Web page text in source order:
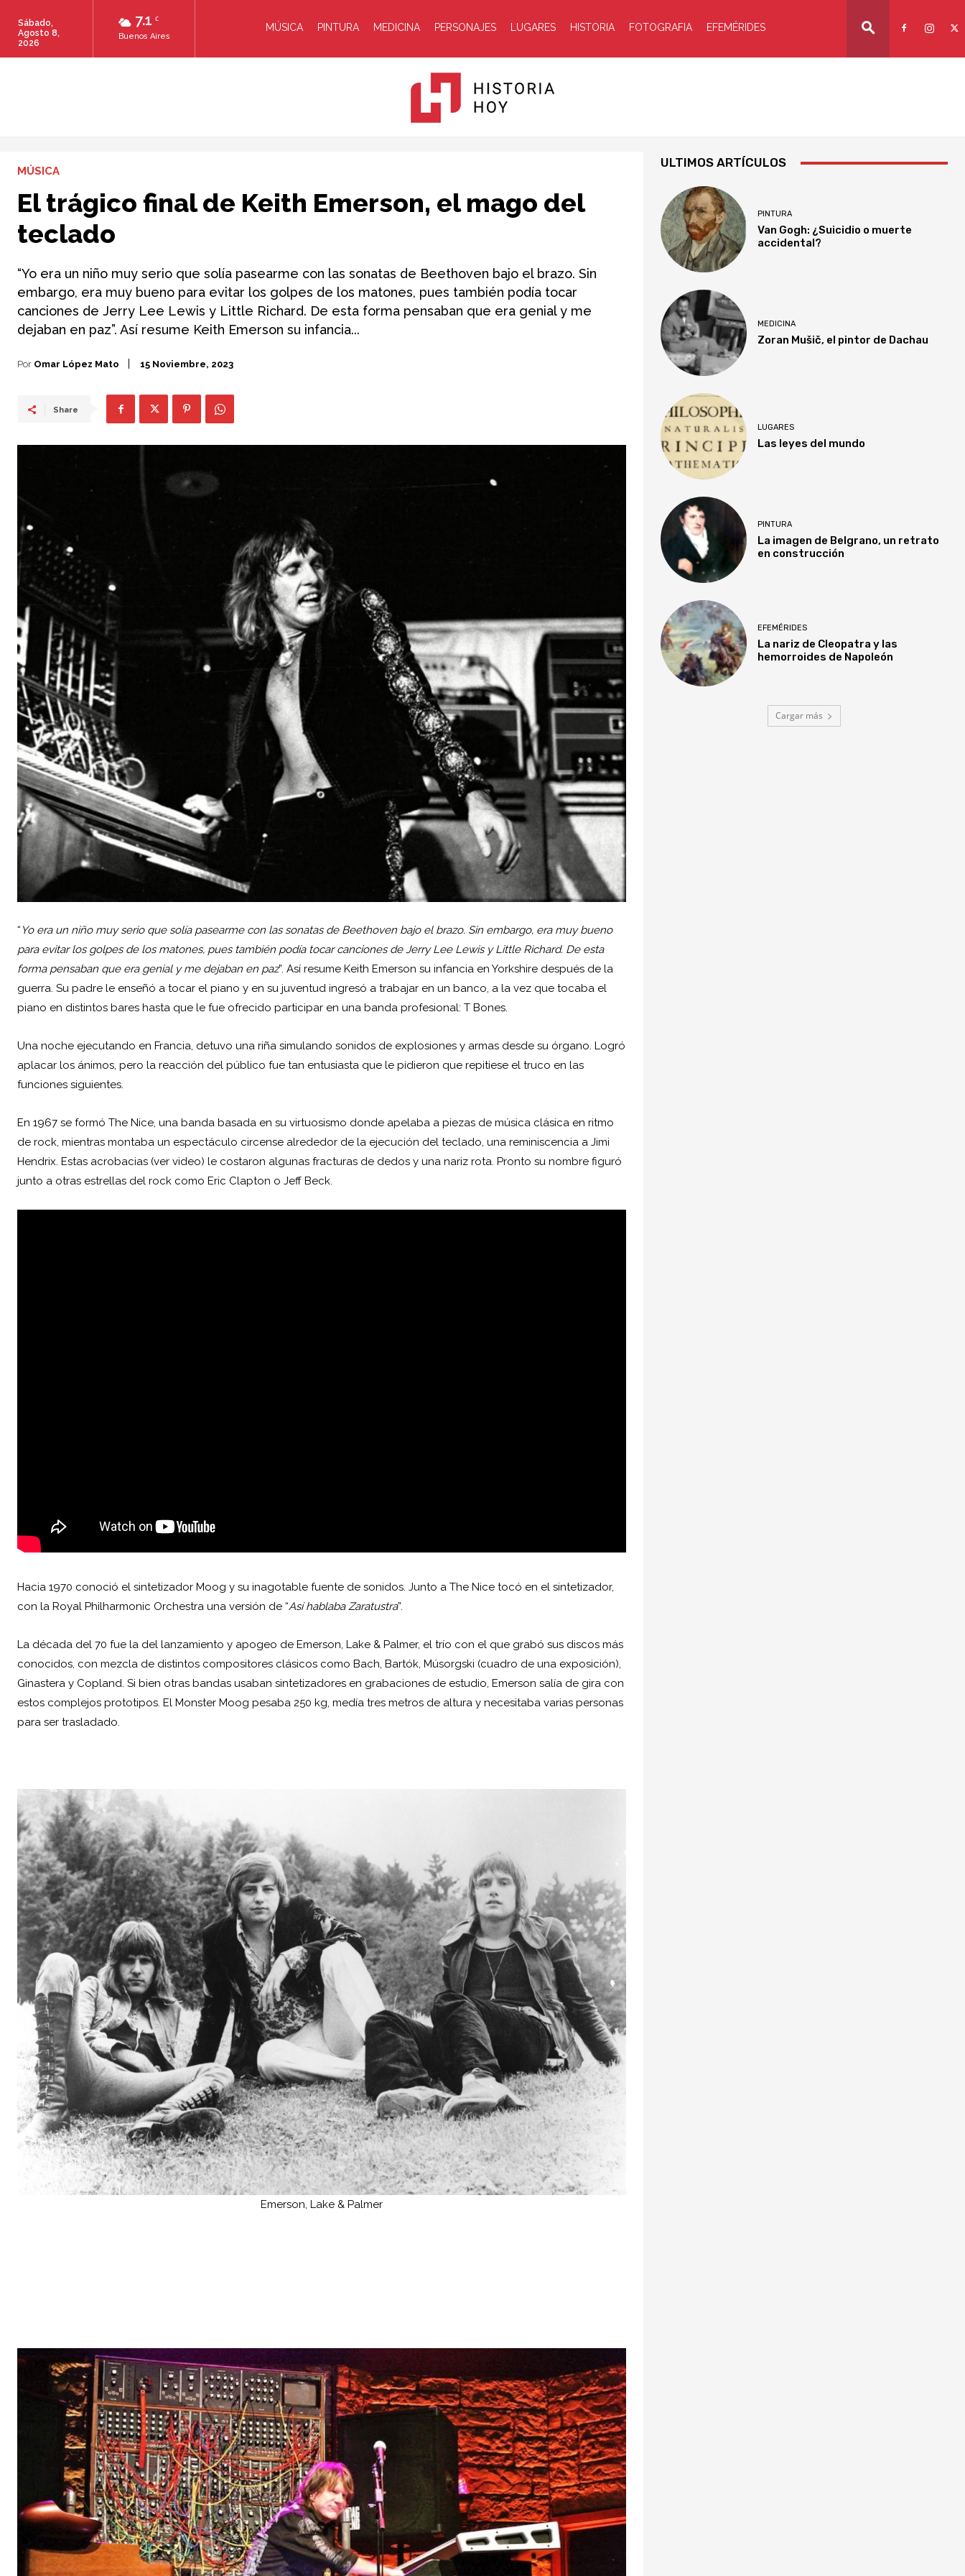
7.1 C
Buenos Aires
Sábado,
Agosto 8,
2026
MÚSICA PINTURA MEDICINA PERSONAJES LUGARES HISTORIA FOTOGRAFIA EFEMÉRIDES
Hoy
MÚSICA
El trágico final de Keith Emerson, el mago del
teclado
“Yo era un niño muy serio que solía pasearme con las sonatas de Beethoven bajo el brazo. Sin
embargo, era muy bueno para evitar los golpes de los matones, pues también podía tocar
canciones de Jerry Lee Lewis y Little Richard. De esta forma pensaban que era genial y me
dejaban en paz”. Así resume Keith Emerson su infancia...
Por Omar López Mato 15 Noviembre, 2023
Share
“ Yo era un niño muy serio que solía pasearme con las sonatas de Beethoven bajo el brazo. Sin embargo, era muy bueno
para evitar los golpes de los matones, pues también podía tocar canciones de Jerry Lee Lewis y Little Richard. De esta
forma pensaban que era genial y me dejaban en paz”. Así resume Keith Emerson su infancia en Yorkshire después de la
guerra. Su padre le enseñó a tocar el piano y en su juventud ingresó a trabajar en un banco, a la vez que tocaba el
piano en distintos bares hasta que le fue ofrecido participar en una banda profesional: T Bones.
Una noche ejecutando en Francia, detuvo una riña simulando sonidos de explosiones y armas desde su órgano. Logró
aplacar los ánimos, pero la reacción del público fue tan entusiasta que le pidieron que repitiese el truco en las
funciones siguientes.
En 1967 se formó The Nice, una banda basada en su virtuosismo donde apelaba a piezas de música clásica en ritmo
de rock, mientras montaba un espectáculo circense alrededor de la ejecución del teclado, una reminiscencia a Jimi
Hendrix. Estas acrobacias (ver video) le costaron algunas fracturas de dedos y una nariz rota. Pronto su nombre figuró
junto a otras estrellas del rock como Eric Clapton o Jeff Beck.
Hacia 1970 conoció el sintetizador Moog y su inagotable fuente de sonidos. Junto a The Nice tocó en el sintetizador,
con la Royal Philharmonic Orchestra una versión de “Así hablaba Zaratustra”.
La década del 70 fue la del lanzamiento y apogeo de Emerson, Lake & Palmer, el trío con el que grabó sus discos más
conocidos, con mezcla de distintos compositores clásicos como Bach, Bartók, Músorgski (cuadro de una exposición),
Ginastera y Copland. Si bien otras bandas usaban sintetizadores en grabaciones de estudio, Emerson salía de gira con
estos complejos prototipos. El Monster Moog pesaba 250 kg, medía tres metros de altura y necesitaba varias personas
para ser trasladado.
Emerson, Lake & Palmer
ULTIMOS ARTÍCULOS
PINTURA
Van Gogh: ¿Suicidio o muerte
accidental?
MEDICINA
Zoran Mušič, el pintor de Dachau
LUGARES
Las leyes del mundo
PINTURA
La imagen de Belgrano, un retrato
en construcción
EFEMÉRIDES
La nariz de Cleopatra y las
hemorroides de Napoleón
Cargar más